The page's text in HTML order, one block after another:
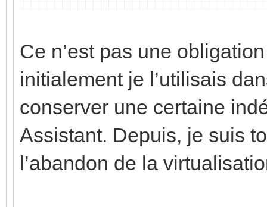
Ce n’est pas une
initialement je l’utilisais
conserver une certaine
Assistant. Depuis, je suis
l’abandon de la